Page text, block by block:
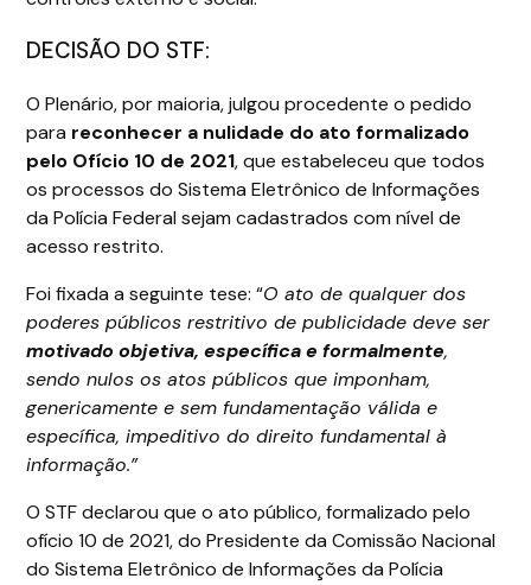
DECISÃO DO STF:
O Plenário, por maioria, julgou procedente o pedido
para reconhecer a nulidade do ato formalizado
pelo Ofício 10 de 2021, que estabeleceu que todos
os processos do Sistema Eletrônico de Informações
da Polícia Federal sejam cadastrados com nível de
acesso restrito.
Foi fixada a seguinte tese: “O ato de qualquer dos
poderes públicos restritivo de publicidade deve ser
motivado objetiva, específica e formalmente,
sendo nulos os atos públicos que imponham,
genericamente e sem fundamentação válida e
específica, impeditivo do direito fundamental à
informação.”
O STF declarou que o ato público, formalizado pelo
ofício 10 de 2021, do Presidente da Comissão Nacional
do Sistema Eletrônico de Informações da Polícia